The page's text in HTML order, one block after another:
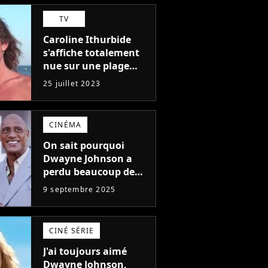
plus médiocres jamais
réalisés"
TV
Caroline Ithurbide
s'affiche totalement
nue sur une plage
naturiste : "je ne
pensais pas que
j'arriverais à le
faire..."
25 juillet 2023
CINÉMA
On sait pourquoi
Dwayne Johnson a
perdu beaucoup de
poids et c'est pour
une raison
importante
9 septembre 2025
CINÉ SÉRIE
J'ai toujours aimé
Dwayne Johnson,